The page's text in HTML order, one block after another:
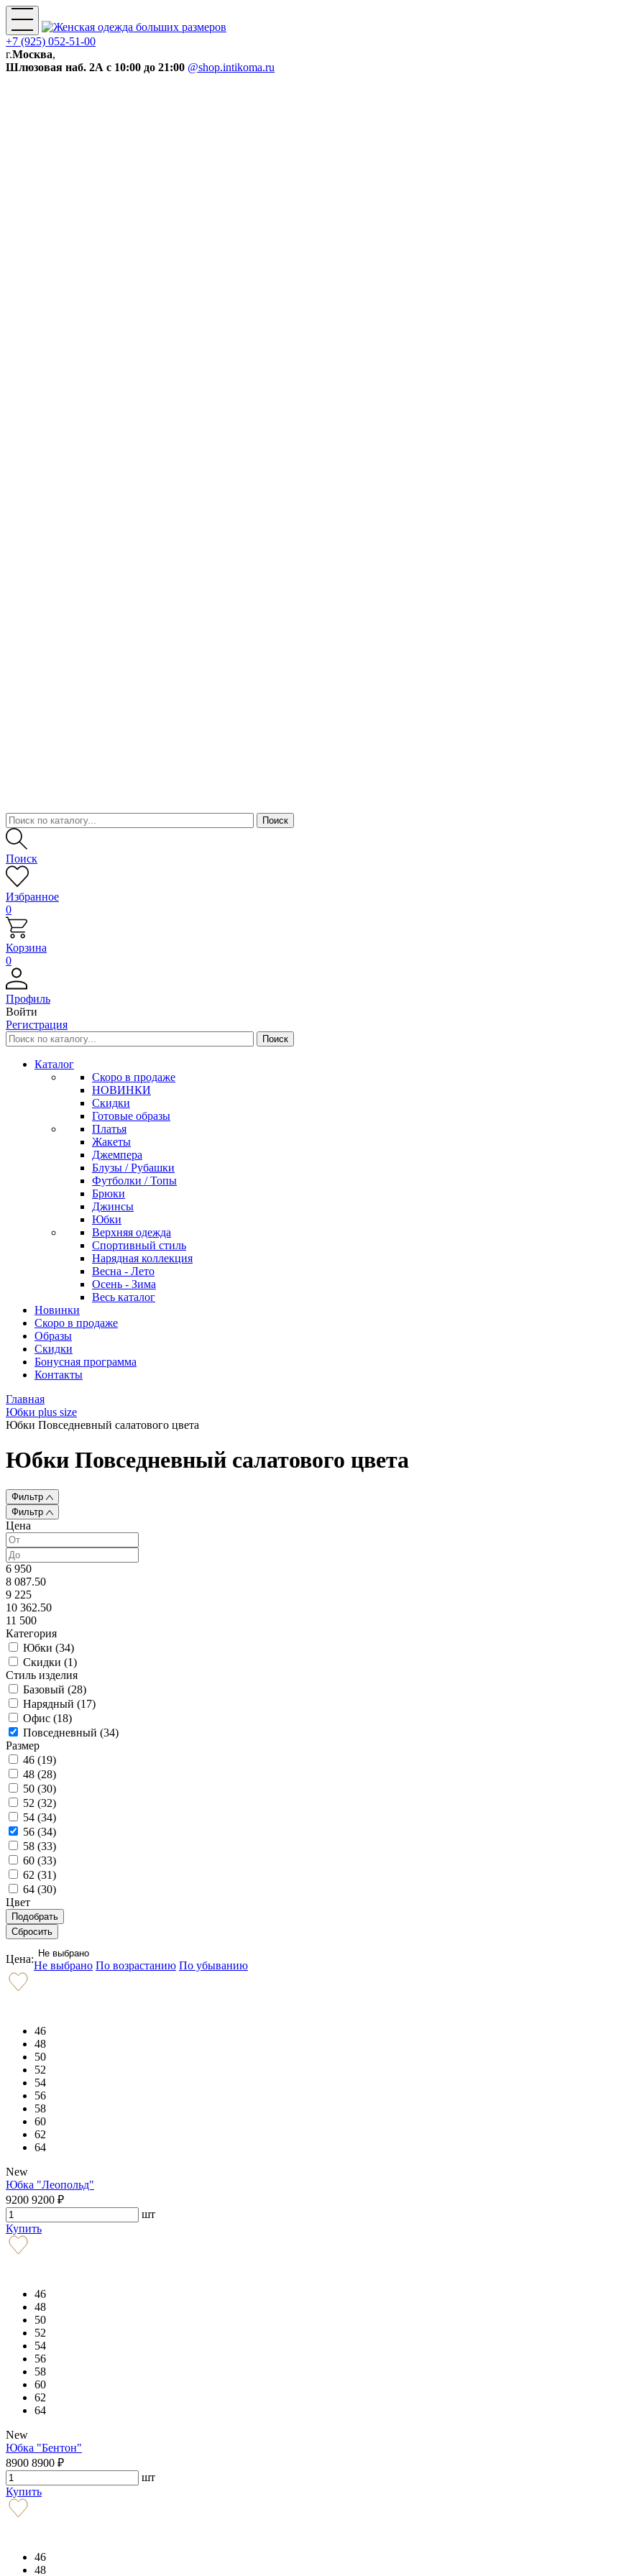
+7 (925) 052-51-00
г.Москва,
Шлюзовая наб. 2А с 10:00 до 21:00 @shop.intikoma.ru
Поиск
Избранное
0
Корзина
0
Профиль
Войти
Регистрация
Каталог
Скоро в продаже
НОВИНКИ
Скидки
Готовые образы
Платья
Жакеты
Джемпера
Блузы / Рубашки
Футболки / Топы
Брюки
Джинсы
Юбки
Верхняя одежда
Спортивный стиль
Нарядная коллекция
Весна - Лето
Осень - Зима
Весь каталог
Новинки
Скоро в продаже
Образы
Скидки
Бонусная программа
Контакты
Главная
Юбки plus size
Юбки Повседневный салатового цвета
Юбки Повседневный салатового цвета
Фильтр
Фильтр
Цена
6 950
8 087.50
9 225
10 362.50
11 500
Категория
Юбки (34)
Скидки (1)
Стиль изделия
Базовый (28)
Нарядный (17)
Офис (18)
Повседневный (34)
Размер
46 (19)
48 (28)
50 (30)
52 (32)
54 (34)
56 (34)
58 (33)
60 (33)
62 (31)
64 (30)
Цвет
Цена: Не выбрано
Не выбрано По возрастанию По убыванию
46
48
50
52
54
56
58
60
62
64
New
Юбка "Леопольд"
9200 9200 ₽
шт
Купить
46
48
50
52
54
56
58
60
62
64
New
Юбка "Бентон"
8900 8900 ₽
шт
Купить
46
48